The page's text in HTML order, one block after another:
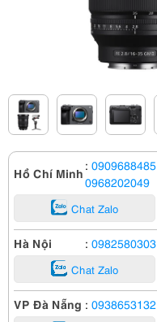
Hồ Chí Minh : 0909688485
0968202049
Chat Zalo
Hà Nội : 0982580303
Chat Zalo
VP Đà Nẵng : 0938653132